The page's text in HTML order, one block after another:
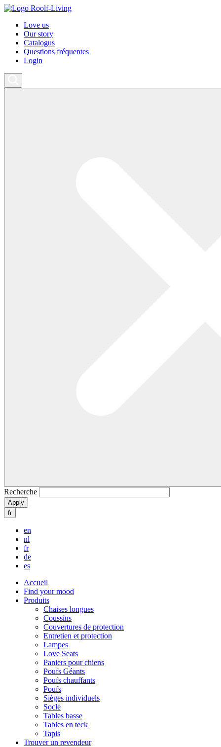
Love us
Our story
Catalogus
Questions fréquentes
Login
Recherche
fr
en
nl
fr
de
es
Accueil
Find your mood
Produits
Chaises longues
Coussins
Couvertures de protection
Entretien et protection
Lampes
Love Seats
Paniers pour chiens
Poufs Géants
Poufs chauffants
Poufs
Sièges individuels
Socle
Tables basse
Tables en teck
Tapis
Trouver un revendeur